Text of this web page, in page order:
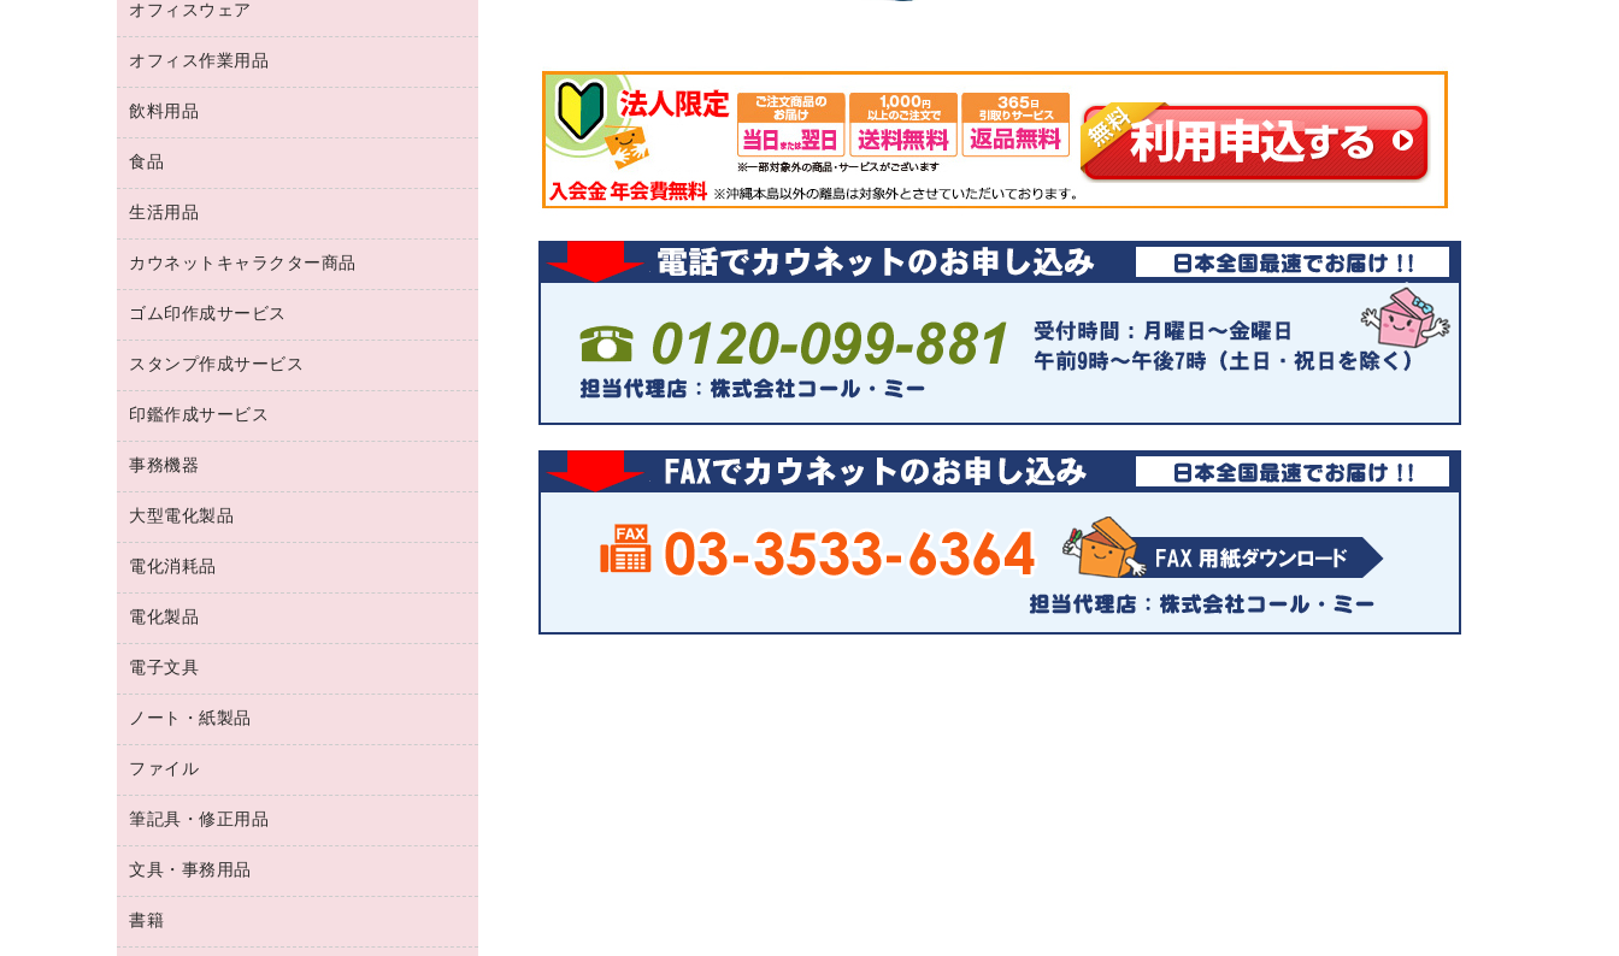
ＵＳＢハブ／ＵＳＢアクセサリー
ＯＡフィルター
ＯＡクリーナー／エアダスター
ＨＤＤ／ＳＳＤ
ディスプレイモニター
ロッカー・下駄箱
その他収納
オフィスアクセサリー
オフィスウェア
医療・介護・ワーキングウェア
ブラウス・シャツ
アウター
オフィス作業用品
養生用品
防災用備蓄食品・飲料
台車・脚立
倉庫収納用品
作業用雑貨
梱包用品
梱包用テープ
園芸用品
ペット用品
飲料用品
緑茶飲料
茶葉・インスタント
紅茶・バラエティ飲料
レギュラーコーヒー
ミルク・シュガー
ソフトドリンク
コーヒーメーカー・備品
インスタントコーヒー
食品
食品
生活用品
浴室用品
台所用洗剤
掃除用品
掃除用洗剤
洗濯用品
消臭・芳香剤
殺虫剤
飲食用消耗品
ハンドソープ・石鹸
トイレ用品
トイレ用洗剤
ティッシュペーパー
ダストボックス
タオル・アメニティ用品
カウネットキャラクター商品
カウネットキャラクター商品
ゴム印作成サービス
ゴム印作成サービス
ゴム印（一行印）作成サービス
ゴム印（フリーサイズ印）作成サービス
スタンプ作成サービス
シヤチハタスタンプ作成サービス
カウネットスタンプ作成サービス
印鑑作成サービス
印鑑作成サービス
事務機器
大型シュレッダー（共配）
レーザーポインター
ラミネートフィルム
ラミネータ
タイムレコーダー
シュレッダ
ＯＨＰ用品
大型電化製品
冷蔵庫・キッチン・調理家電
テレビ・ＡＶ機器
電化消耗品
電球・蛍光灯
乾電池・充電池
フィルム・カメラ用品
デスクライト
アルバム
電化製品
掃除機・クリーナー
空調・季節家電
その他電化製品
キッチン・調理家電
ＯＡタップ／延長コード
電子文具
電卓
ラベルテープ
その他電子文具
ノート・紙製品
封筒
伝票
典礼用品
帳簿
ファイル
名刺整理用品
板目表紙・綴込表紙
背幅が伸びるファイル
統一伝票用ファイル
筆記具・修正用品
万年筆
消しゴム
文具・事務用品
輪ゴム
書籍